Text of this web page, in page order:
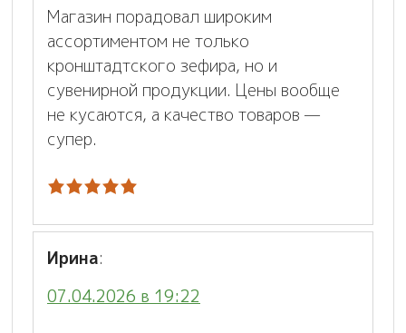
Магазин порадовал широким
ассортиментом не только
кронштадтского зефира, но и
сувенирной продукции. Цены вообще
не кусаются, а качество товаров —
супер.
Ирина:
07.04.2026 в 19:22